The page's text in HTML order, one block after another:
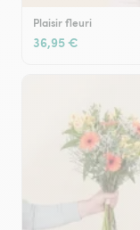
Plaisir fleuri
36,95 €